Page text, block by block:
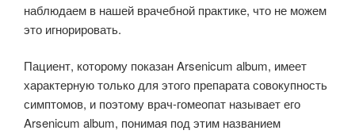
наблюдаем в нашей врачебной практике, что не можем
это игнорировать.
Пациент, которому показан Arsenicum album, имеет
характерную только для этого препарата совокупность
симптомов, и поэтому врач-гомеопат называет его
Arsenicum album, понимая под этим названием